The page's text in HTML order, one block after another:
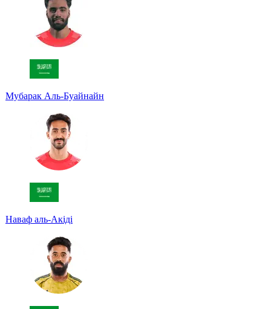
Мубарак Аль-Буайнайн
Наваф аль-Акіді